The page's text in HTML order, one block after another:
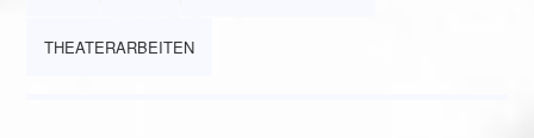
THEATERARBEITEN